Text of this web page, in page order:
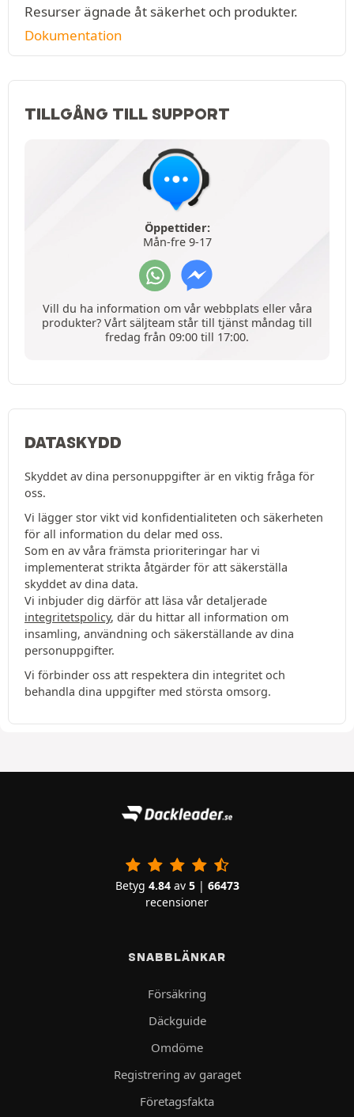
Resurser ägnade åt säkerhet och produkter.
Dokumentation
TILLGÅNG TILL SUPPORT
Öppettider:
Mån-fre 9-17
Vill du ha information om vår webbplats eller våra
produkter? Vårt säljteam står till tjänst måndag till
fredag från 09:00 till 17:00.
DATASKYDD
Skyddet av dina personuppgifter är en viktig fråga för
oss.
Vi lägger stor vikt vid konfidentialiteten och säkerheten
för all information du delar med oss.
Som en av våra främsta prioriteringar har vi
implementerat strikta åtgärder för att säkerställa
skyddet av dina data.
Vi inbjuder dig därför att läsa vår detaljerade
integritetspolicy, där du hittar all information om
insamling, användning och säkerställande av dina
personuppgifter.
Vi förbinder oss att respektera din integritet och
behandla dina uppgifter med största omsorg.
Betyg 4.84av 5| 66473
recensioner
SNABBLÄNKAR
Försäkring
Däckguide
Omdöme
Registrering av garaget
Företagsfakta